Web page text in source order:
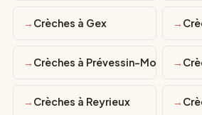
Crèches à Gex
Crèches à Prévessin-Moëns
Crèches à Reyrieux